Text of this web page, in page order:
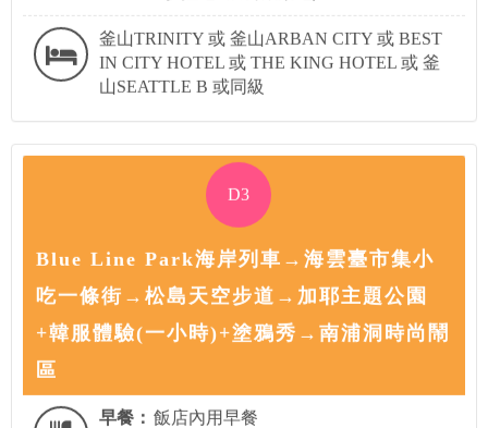
釜山TRINITY 或 釜山ARBAN CITY 或 BEST
IN CITY HOTEL 或 THE KING HOTEL 或 釜
山SEATTLE B 或同級
D3
Blue Line Park海岸列車→海雲臺市集小
吃一條街→松島天空步道→加耶主題公園
+韓服體驗(一小時)+塗鴉秀→南浦洞時尚鬧
區
早餐： 飯店內用早餐